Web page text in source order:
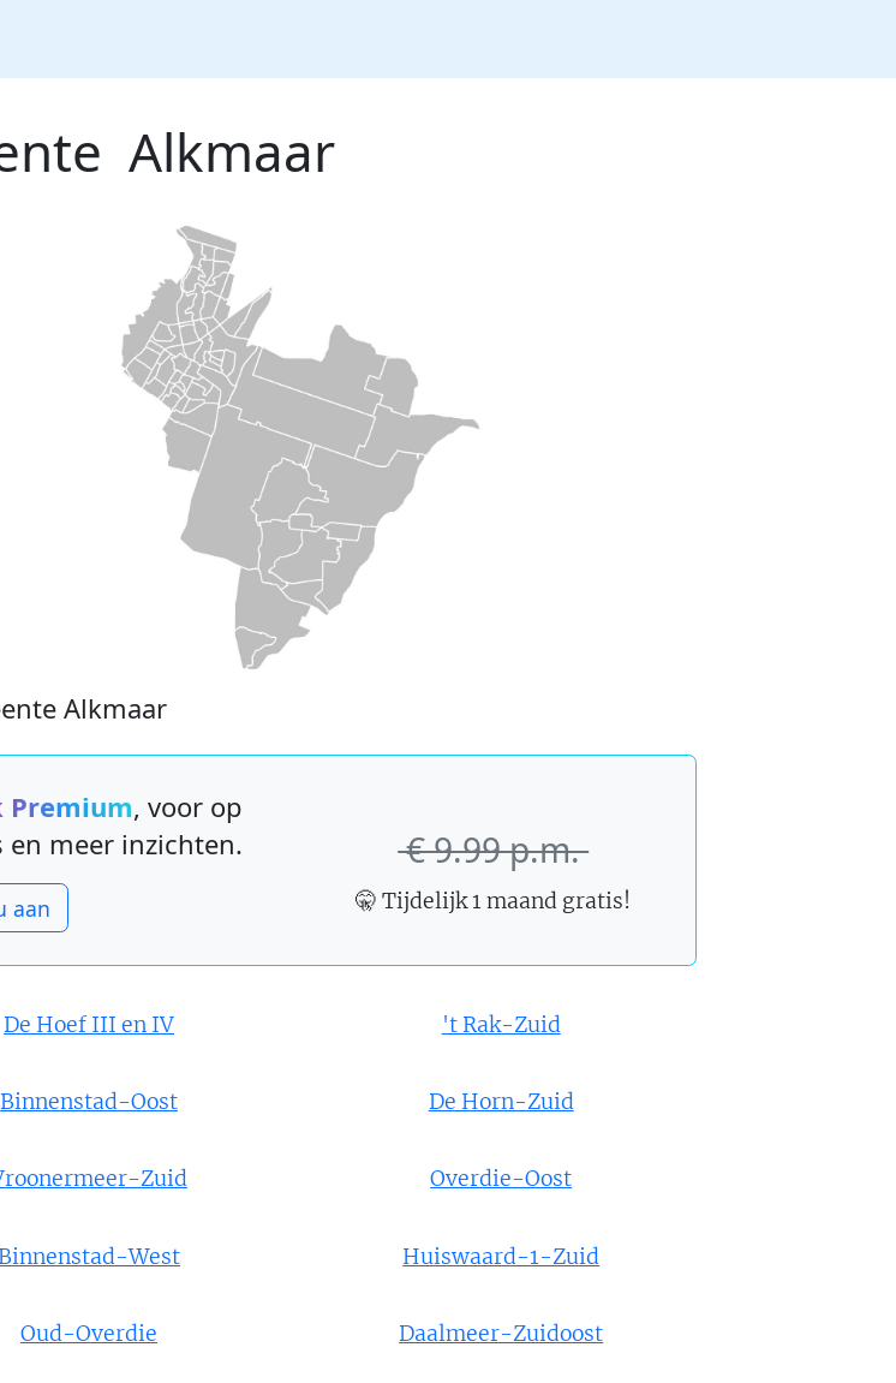
Alkmaar
Alkmaar
, voor op
en meer inzichten.
aan
€ 9.99 p.m.
🤫 Tijdelijk1 maand gratis!
De Hoef III en IV 't Rak-Zuid
Binnenstad-Oost De Horn-Zuid
Zuid Overdie-Oost
West Huiswaard-1-Zuid
Oud-Overdie Daalmeer-Zuidoost